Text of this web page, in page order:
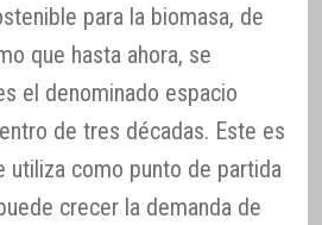
para la biomasa, de
que hasta ahora, se
el denominado espacio
de tres décadas. Este es
utiliza como punto de partida
crecer la demanda de